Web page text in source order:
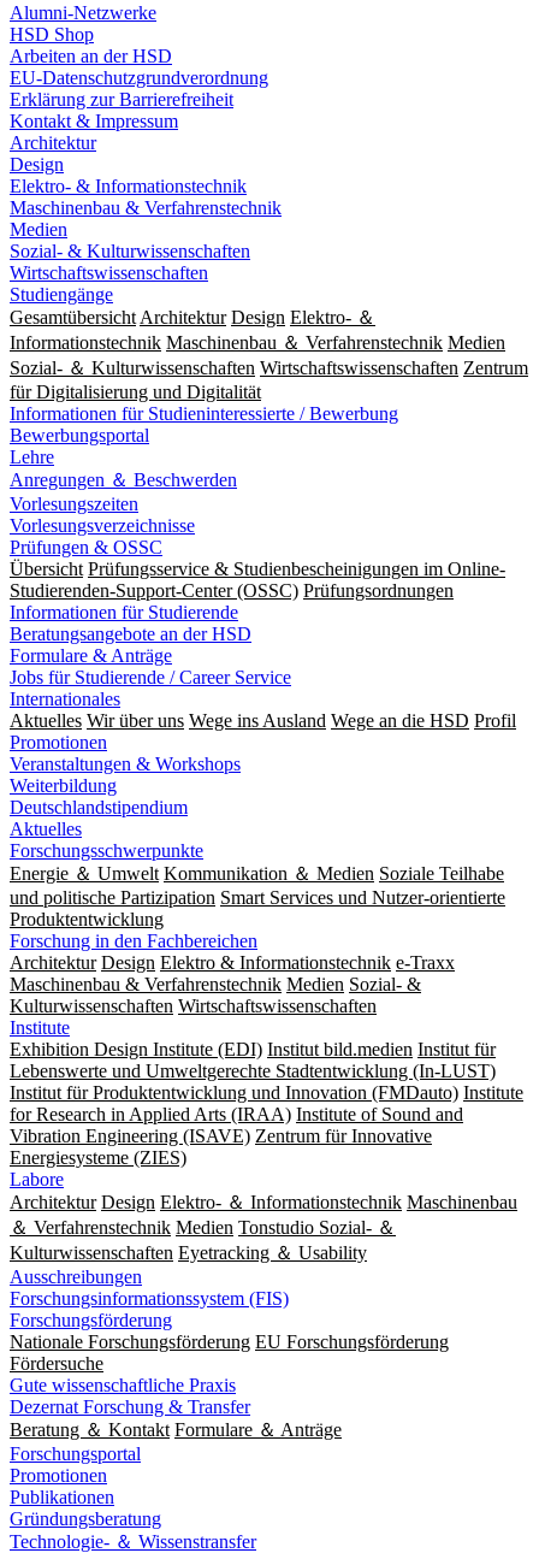
Alumni-Netzwerke
HSD Shop
Arbeiten an der HSD
EU-Datenschutzgrundverordnung
Erklärung zur Barrierefreiheit
Kontakt & Impressum
Architektur
Design
Elektro- & Informationstechnik
Maschinenbau & Verfahrenstechnik
Medien
Sozial- & Kulturwissenschaften
Wirtschaftswissenschaften
Studiengänge
Gesamtübersicht Architektur Design Elektro- ＆
Informationstechnik Maschinenbau ＆ Verfahrenstechnik Medien
Sozial- ＆ Kulturwissenschaften Wirtschaftswissenschaften Zentrum
für Digitalisierung und Digitalität
Informationen für Studieninteressierte / Bewerbung
Bewerbungsportal
Lehre
Anregungen ＆ Beschwerden
Vorlesungszeiten
Vorlesungsverzeichnisse
Prüfungen & OSSC
Übersicht Prüfungsservice & Studienbescheinigungen im Online-
Studierenden-Support-Center (OSSC) Prüfungsordnungen
Informationen für Studierende
Beratungsangebote an der HSD
Formulare & Anträge
Jobs für Studierende / Career Service
Internationales
Aktuelles Wir über uns Wege ins Ausland Wege an die HSD Profil
Promotionen
Veranstaltungen & Workshops
Weiterbildung
Deutschlandstipendium
Aktuelles
Forschungsschwerpunkte
Energie ＆ Umwelt Kommunikation ＆ Medien Soziale Teilhabe
und politische Partizipation Smart Services und Nutzer-orientierte
Produktentwicklung
Forschung in den Fachbereichen
Architektur Design Elektro & Informationstechnik e-Traxx
Maschinenbau & Verfahrenstechnik Medien Sozial- &
Kulturwissenschaften Wirtschaftswissenschaften
Institute
Exhibition Design Institute (EDI) Institut bild.medien Institut für
Lebenswerte und Umweltgerechte Stadtentwicklung (In-LUST)
Institut für Produktentwicklung und Innovation (FMDauto) Institute
for Research in Applied Arts (IRAA) Institute of Sound and
Vibration Engineering (ISAVE) Zentrum für Innovative
Energiesysteme (ZIES)
Labore
Architektur Design Elektro- ＆ Informationstechnik Maschinenbau
＆ Verfahrenstechnik Medien Tonstudio Sozial- ＆
Kulturwissenschaften Eyetracking ＆ Usability
Ausschreibungen
Forschungsinformationssystem (FIS)
Forschungsförderung
Nationale Forschungsförderung EU Forschungsförderung
Fördersuche
Gute wissenschaftliche Praxis
Dezernat Forschung & Transfer
Beratung ＆ Kontakt Formulare ＆ Anträge
Forschungsportal
Promotionen
Publikationen
Gründungsberatung
Technologie- ＆ Wissenstransfer